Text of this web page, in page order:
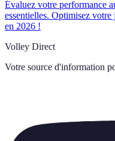
Évaluez votre performance
essentielles. Optimisez
en 2026 !
Volley Direct
Votre source d'information